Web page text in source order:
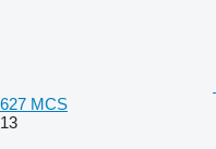
627 MCS
13